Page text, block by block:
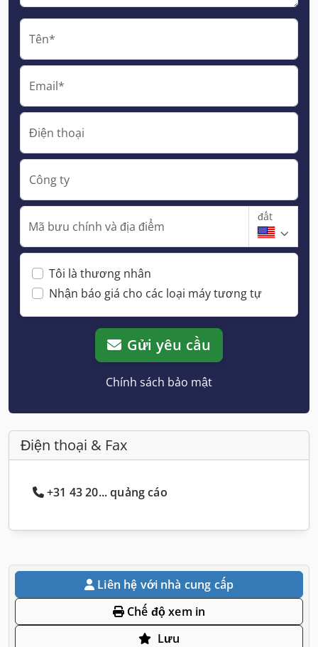
Tên*
Email*
Điện thoại
Công ty
Mã bưu chính và địa điểm
đất
Tôi là thương nhân
Nhận báo giá cho các loại máy tương tự
Gửi yêu cầu
Chính sách bảo mật
Điện thoại & Fax
+31 43 20... quảng cáo
Liên hệ với nhà cung cấp
Chế độ xem in
Lưu